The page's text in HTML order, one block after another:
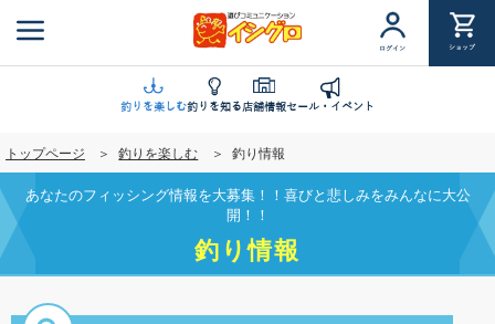
ン
に
移
動
ログイン ショップ
釣りを楽しむ釣りを知る店舗情報セール・イベント
トップページ 釣りを楽しむ 釣り情報
あなたのフィッシング情報を大募集！！喜びと悲しみをみんなに大公
開！！
釣り情報